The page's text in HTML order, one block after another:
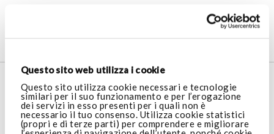
Questo sito web utilizza i cookie
Questo sito utilizza cookie necessari e tecnologie
similari per il suo funzionamento e per l’erogazione
dei servizi in esso presenti per i quali non è
necessario il tuo consenso. Utilizza cookie statistici
(propri e di terze parti) per comprendere e migliorare
AREA LEGALE